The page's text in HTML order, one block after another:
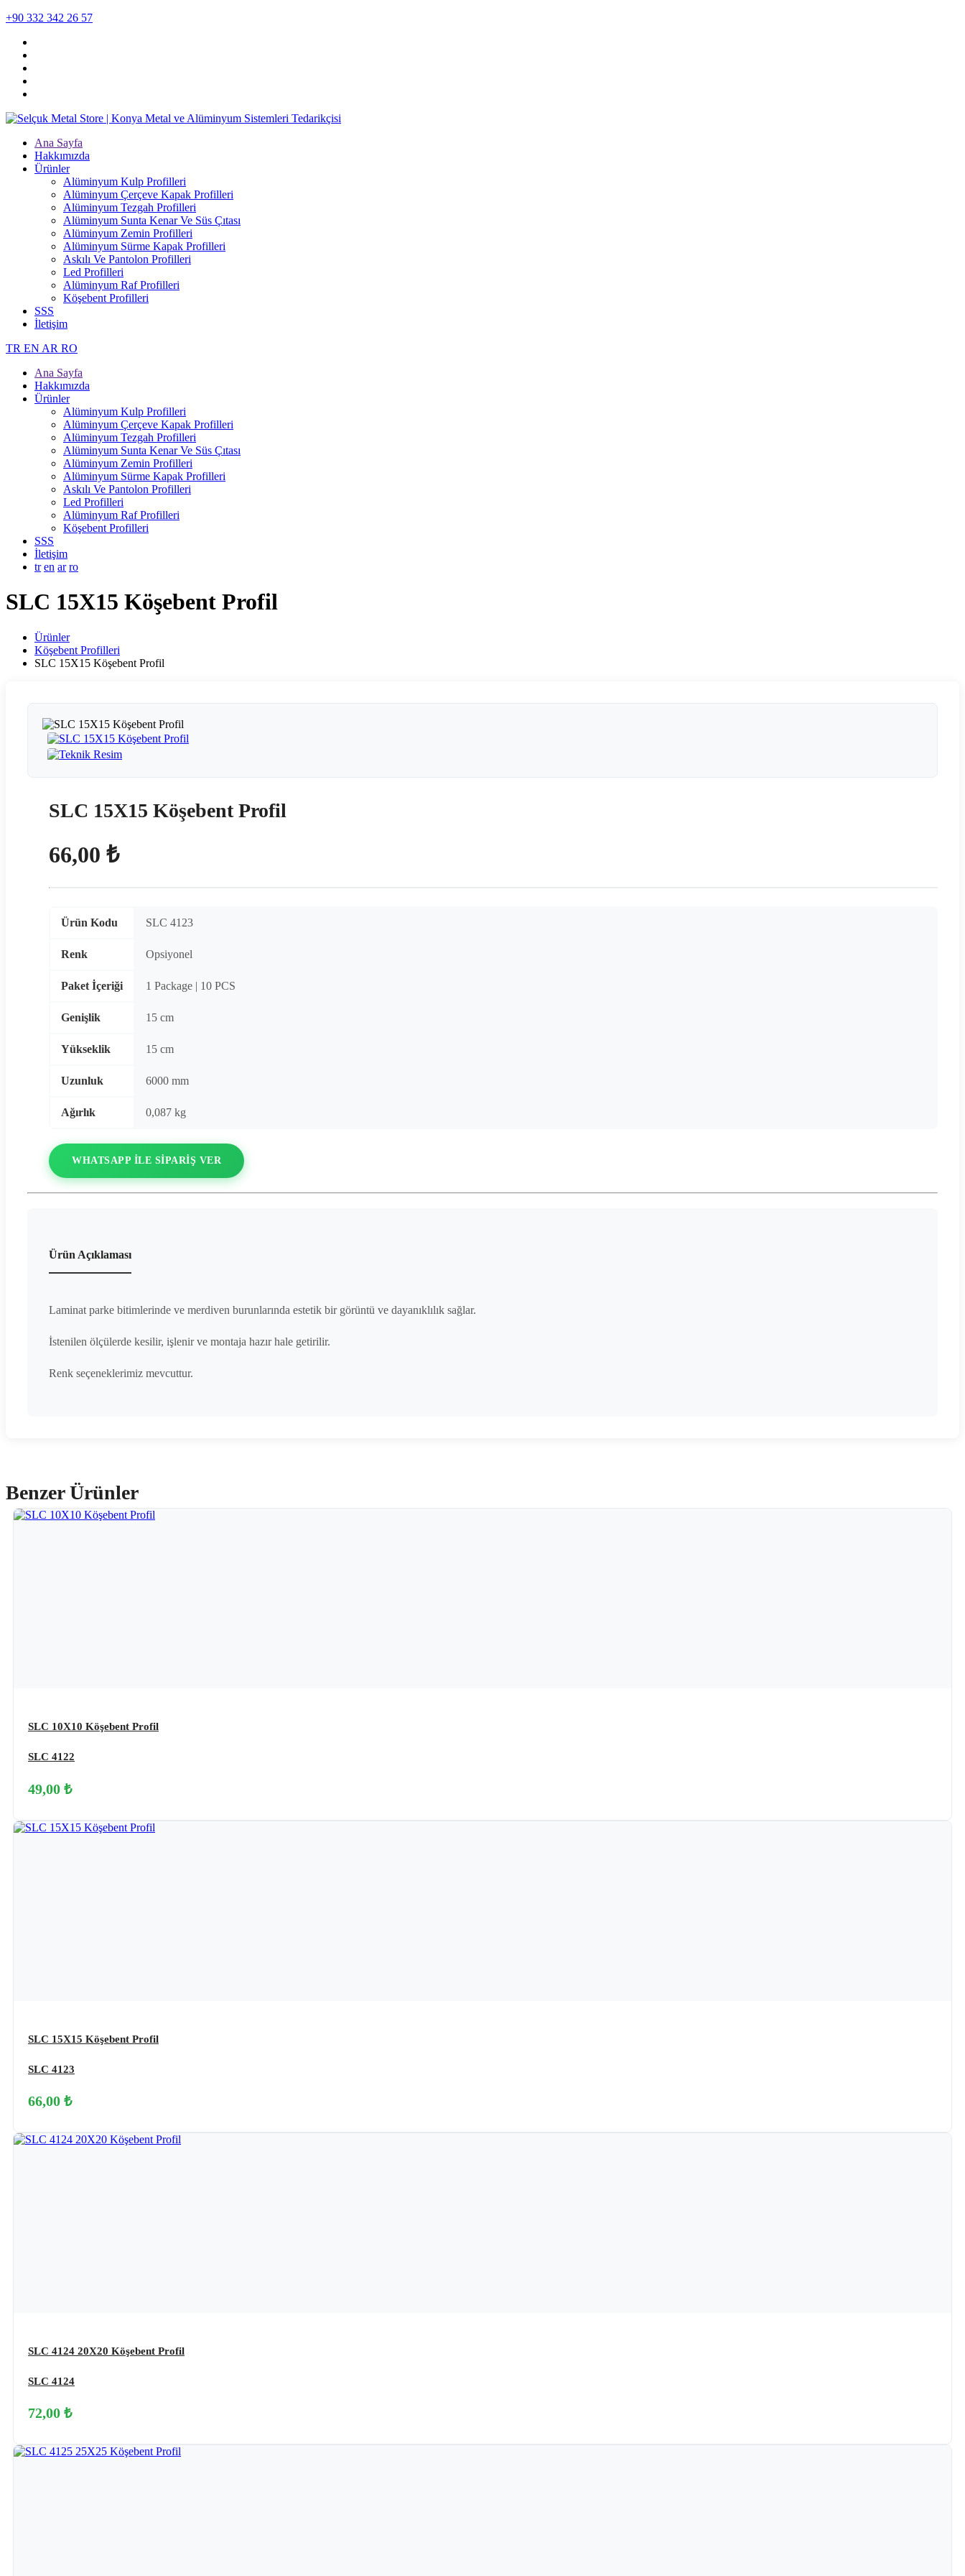
+90 332 342 26 57
Ana Sayfa
Hakkımızda
Ürünler
Alüminyum Kulp Profilleri
Alüminyum Çerçeve Kаpаk Profilleri
Alüminyum Tezgah Profilleri
Alüminyum Sunta Kenar Ve Süs Çıtası
Alüminyum Zemin Profilleri
Alüminyum Sürme Kapak Profilleri
Askılı Ve Pantolon Profilleri
Led Profilleri
Alüminyum Raf Profilleri
Köşebent Profilleri
SSS
İletişim
TR EN AR RO
Ana Sayfa
Hakkımızda
Ürünler
Alüminyum Kulp Profilleri
Alüminyum Çerçeve Kаpаk Profilleri
Alüminyum Tezgah Profilleri
Alüminyum Sunta Kenar Ve Süs Çıtası
Alüminyum Zemin Profilleri
Alüminyum Sürme Kapak Profilleri
Askılı Ve Pantolon Profilleri
Led Profilleri
Alüminyum Raf Profilleri
Köşebent Profilleri
SSS
İletişim
tr en ar ro
SLC 15X15 Köşebent Profil
Ürünler
Köşebent Profilleri
SLC 15X15 Köşebent Profil
SLC 15X15 Köşebent Profil
66,00 ₺
Ürün Kodu SLC 4123
Renk Opsiyonel
Paket İçeriği 1 Package | 10 PCS
Genişlik 15 cm
Yükseklik 15 cm
Uzunluk 6000 mm
Ağırlık 0,087 kg
WHATSAPP ILE SIPARIŞ VER
Ürün Açıklaması
Laminat parke bitimlerinde ve merdiven burunlarında estetik bir görüntü ve dayanıklılık sağlar.
İstenilen ölçülerde kesilir, işlenir ve montaja hazır hale getirilir.
Renk seçeneklerimiz mevcuttur.
Benzer Ürünler
SLC 10X10 Köşebent Profil
SLC 4122
49,00 ₺
SLC 15X15 Köşebent Profil
SLC 4123
66,00 ₺
SLC 4124 20X20 Köşebent Profil
SLC 4124
72,00 ₺